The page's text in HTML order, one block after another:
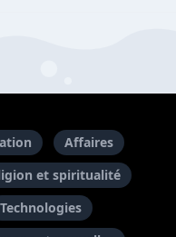
Affaires
et spiritualité
Technologies